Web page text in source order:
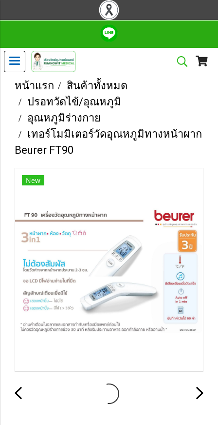
หน้าแรก
สินค้าทั้งหมด
ปรอทวัดไข้/อุณหภูมิ
อุณหภูมิร่างกาย
เทอร์โมมิเตอร์วัดอุณหภูมิทางหน้าผาก
Beurer FT90
New